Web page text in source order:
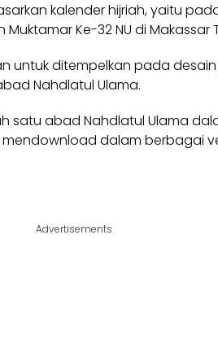
kalender hijriah, yaitu
Ke-32 NU di Makassar
untuk ditempelkan pada
Nahdlatul Ulama.
satu abad Nahdlatul Ulama
mendownload dalam berbagai
Advertisements